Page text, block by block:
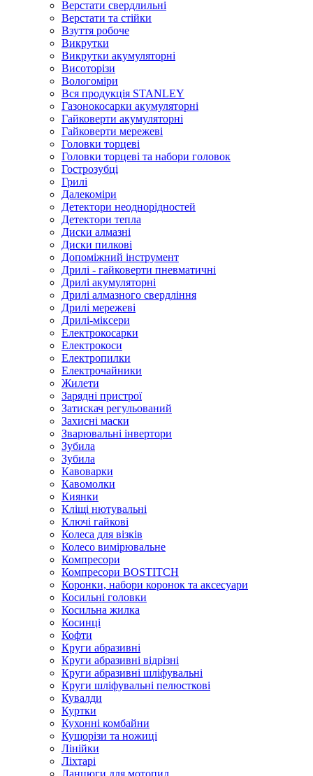
Верстати свердлильні
Верстати та стійки
Взуття робоче
Викрутки
Викрутки акумуляторні
Висоторізи
Вологоміри
Вся продукція STANLEY
Газонокосарки акумуляторні
Гайковерти акумуляторні
Гайковерти мережеві
Головки торцеві
Головки торцеві та набори головок
Гострозубці
Грилі
Далекоміри
Детектори неоднорідностей
Детектори тепла
Диски алмазні
Диски пилкові
Допоміжний інструмент
Дрилі - гайковерти пневматичні
Дрилі акумуляторні
Дрилі алмазного свердління
Дрилі мережеві
Дрилі-міксери
Електрокосарки
Електрокоси
Електропилки
Електрочайники
Жилети
Зарядні пристрої
Затискач регульований
Захисні маски
Зварювальні інвертори
Зубила
Зубила
Кавоварки
Кавомолки
Киянки
Кліщі нютувальні
Ключі гайкові
Колеса для візків
Колесо вимірювальне
Компресори
Компресори BOSTITCH
Коронки, набори коронок та аксесуари
Косильні головки
Косильна жилка
Косинці
Кофти
Круги абразивні
Круги абразивні відрізні
Круги абразивні шліфувальні
Круги шліфувальні пелюсткові
Кувалди
Куртки
Кухонні комбайни
Кущорізи та ножиці
Лінійки
Ліхтарі
Ланцюги для мотопил